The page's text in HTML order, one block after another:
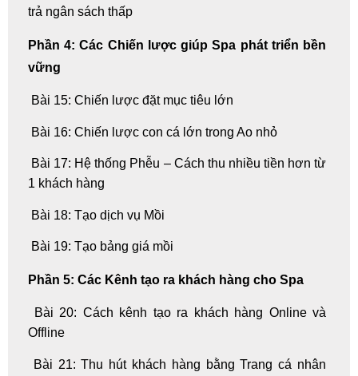
trả ngân sách thấp
Phần 4: Các Chiến lược giúp Spa phát triển bền
vững
Bài 15: Chiến lược đặt mục tiêu lớn
Bài 16: Chiến lược con cá lớn trong Ao nhỏ
Bài 17: Hệ thống Phễu – Cách thu nhiều tiền hơn từ
1 khách hàng
Bài 18: Tạo dịch vụ Mồi
Bài 19: Tạo bảng giá mồi
Phần 5: Các Kênh tạo ra khách hàng cho Spa
Bài 20: Cách kênh tạo ra khách hàng Online và
Offline
Bài 21: Thu hút khách hàng bằng Trang cá nhân